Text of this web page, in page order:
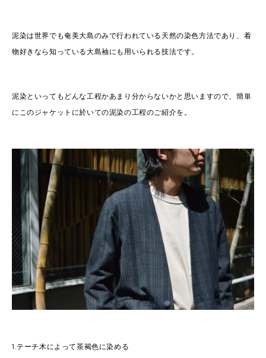
泥染は世界でも奄美大島のみで行われている天然の染色方法であり、着
物好きなら知っている大島袖にも用いられる技法です。
泥染といってもどんな工程かあまり分からないかと思いますので、簡単
にこのジャケットに於いての泥染の工程のご紹介を。
1.テーチ木によって茶褐色に染める